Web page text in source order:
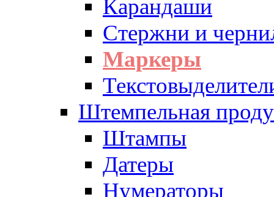
Карандаши
Стержни и
Маркеры
Штемпельная
Штампы
Датеры
Нумераторы